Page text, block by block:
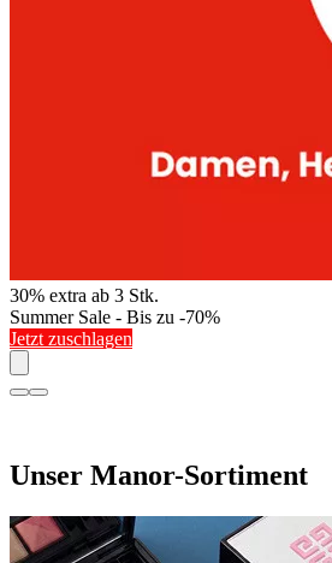
30% extra ab 3 Stk.
Summer Sale - Bis zu -70%
Jetzt zuschlagen
Unser Manor-Sortiment